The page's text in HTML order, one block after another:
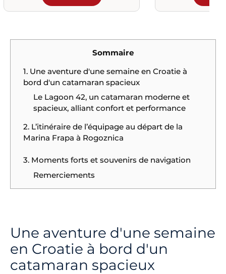
Sommaire
1. Une aventure d'une semaine en Croatie à
bord d'un catamaran spacieux
Le Lagoon 42, un catamaran moderne et
spacieux, alliant confort et performance
2. L’itinéraire de l’équipage au départ de la
Marina Frapa à Rogoznica
3. Moments forts et souvenirs de navigation
Remerciements
Une aventure d'une semaine
en Croatie à bord d'un
catamaran spacieux